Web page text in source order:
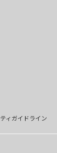
ィガイドライン